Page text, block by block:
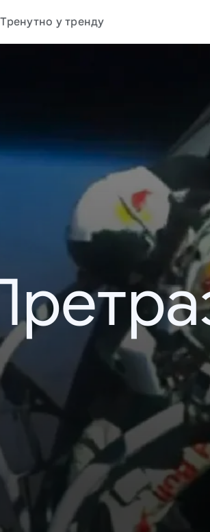
Тренутно у тренду